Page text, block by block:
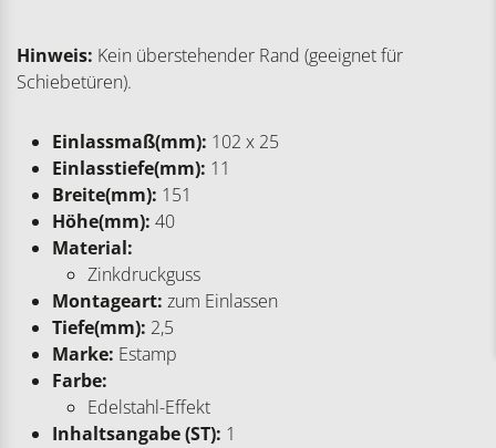
Hinweis: Kein überstehender Rand (geeignet für
Schiebetüren).
Einlassmaß(mm): 102 x 25
Einlasstiefe(mm): 11
Breite(mm): 151
Höhe(mm): 40
Material:
Zinkdruckguss
Montageart: zum Einlassen
Tiefe(mm): 2,5
Marke: Estamp
Farbe:
Edelstahl-Effekt
Inhaltsangabe (ST): 1